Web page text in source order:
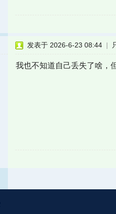
发表于 2026-6-23 08:44 |
我也不知道自己丢失了啥，